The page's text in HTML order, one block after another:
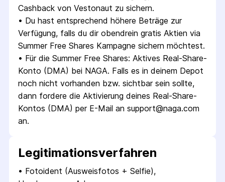
Cashback von Vestonaut zu sichern.
• Du hast entsprechend höhere Beträge zur
Verfügung, falls du dir obendrein gratis Aktien via
Summer Free Shares Kampagne sichern möchtest.
• Für die Summer Free Shares: Aktives Real-Share-
Konto (DMA) bei NAGA. Falls es in deinem Depot
noch nicht vorhanden bzw. sichtbar sein sollte,
dann fordere die Aktivierung deines Real-Share-
Kontos (DMA) per E-Mail an support@naga.com
an.
Legitimations­verfahren
• Fotoident (Ausweisfotos + Selfie),